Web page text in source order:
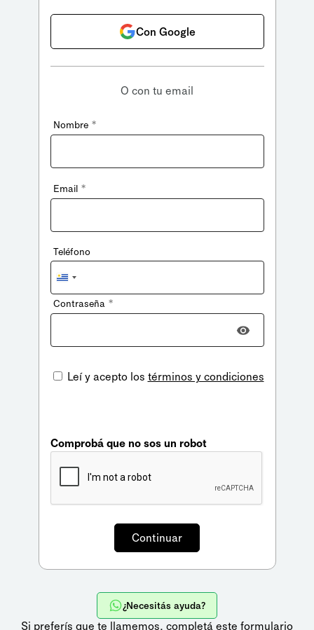
Con Google
O con tu email
Nombre *
Email *
Teléfono
Uruguay
+598
Contraseña *
Leí y acepto los términos y condiciones
Comprobá que no sos un robot
¿Necesitás ayuda?
Si preferís que te llamemos, completá este formulario